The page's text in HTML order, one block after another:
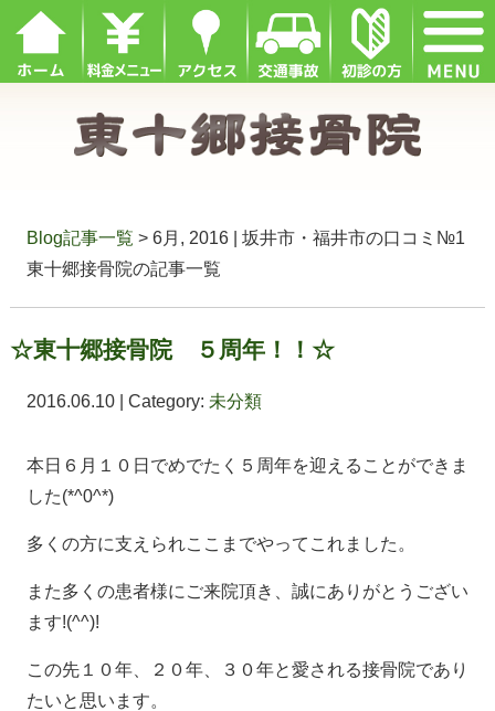
Blog記事一覧 > 6月, 2016 | 坂井市・福井市の口コミ№1
東十郷接骨院の記事一覧
☆東十郷接骨院 ５周年！！☆
2016.06.10 | Category: 未分類
本日６月１０日でめでたく５周年を迎えることができま
した(*^0^*)
多くの方に支えられここまでやってこれました。
また多くの患者様にご来院頂き、誠にありがとうござい
ます!(^^)!
この先１０年、２０年、３０年と愛される接骨院であり
たいと思います。